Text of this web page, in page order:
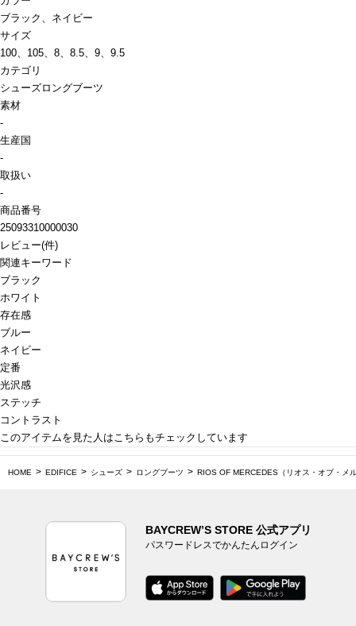
ブラック、ネイビー
サイズ
100、105、8、8.5、9、9.5
カテゴリ
シューズロングブーツ
素材
-
生産国
-
取扱い
-
商品番号
25093310000030
レビュー(件)
関連キーワード
ブラック
ホワイト
存在感
ブルー
ネイビー
定番
光沢感
ステッチ
コントラスト
このアイテムを見た人はこちらもチェックしています
HOME EDIFICE シューズ ロングブーツ RIOS OF MERCEDES（リオス・オブ・メ
BAYCREW’S STORE 公式アプリ
パスワードレスでかんたんログイン